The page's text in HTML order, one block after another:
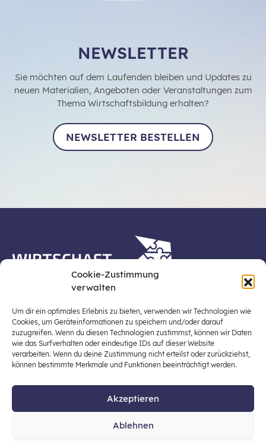
Cookie-Zustimmung
verwalten
Um dir ein optimales Erlebnis zu bieten, verwenden wir Technologien wie
Cookies, um Geräteinformationen zu speichern und/oder darauf
zuzugreifen. Wenn du diesen Technologien zustimmst, können wir Daten
wie das Surfverhalten oder eindeutige IDs auf dieser Website
verarbeiten. Wenn du deine Zustimmung nicht erteilst oder zurückziehst,
können bestimmte Merkmale und Funktionen beeinträchtigt werden.
Akzeptieren
Ablehnen
NEWSLETTER
Sie möchten auf dem Laufenden bleiben und Updates zu
neuen Materialien, Angeboten oder Veranstaltungen zum
Thema Wirtschaftsbildung erhalten?
NEWSLETTER BESTELLEN
Stiftung für Wirtschaftsbildung, Österreichs zentraler
Plattform für die Stärkung und Verbreiterung einer
lebensweltbezogenen und verantwortungsvollen
Wirtschaftsbildung in der schulischen Allgemeinbildung
(Fokus: Sekundarstufe I).
© 2026 Stiftung für Wirtschaftsbildung